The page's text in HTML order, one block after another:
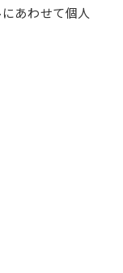
あわせて個人